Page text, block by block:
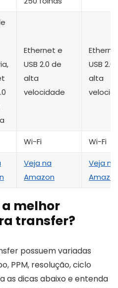
Ethernet e
USB 2.0 de
alta
velocidade
USB
alta
Wi-Fi Wi-Fi
Veja na
Amazon
Veja na
melhor
transfer?
possuem variadas
PPM, resolução, ciclo
as dicas abaixo e entenda